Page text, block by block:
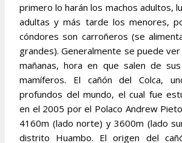
primero lo harán los machos adultos,
adultas y más tarde los menores,
cóndores son carroñeros (se
grandes). Generalmente se puede
mañanas, hora en que salen de
mamíferos. El cañón del Colca,
profundos del mundo, el cual fue
en el 2005 por el Polaco Andrew
4160m (lado norte) y 3600m (lado
distrito Huambo. El origen del